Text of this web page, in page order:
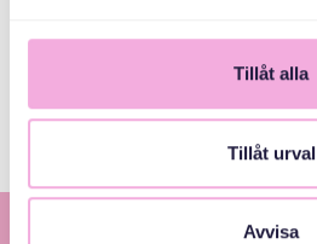
Tillåt alla
Tillåt urval
Avvisa